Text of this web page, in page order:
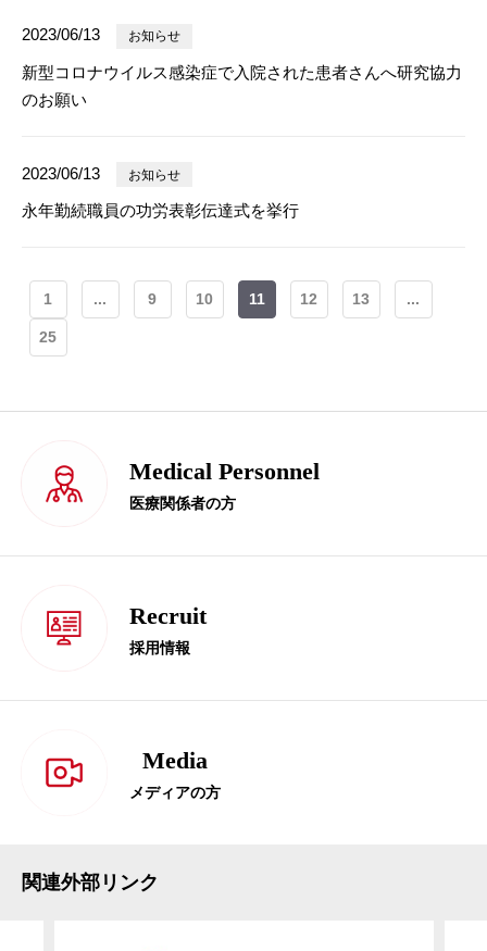
2023/06/13 お知らせ
新型コロナウイルス感染症で入院された患者さんへ研究協力
のお願い
2023/06/13 お知らせ
永年勤続職員の功労表彰伝達式を挙行
1 ... 9 10 11 12 13 ...
25
Medical Personnel
医療関係者の方
Recruit
採用情報
Media
メディアの方
関連外部リンク